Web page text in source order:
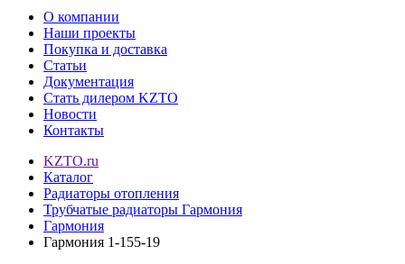
О компании
Наши проекты
Покупка и доставка
Статьи
Документация
Стать дилером KZTO
Новости
Контакты
KZTO.ru
Каталог
Радиаторы отопления
Трубчатые радиаторы Гармония
Гармония
Гармония 1-155-19